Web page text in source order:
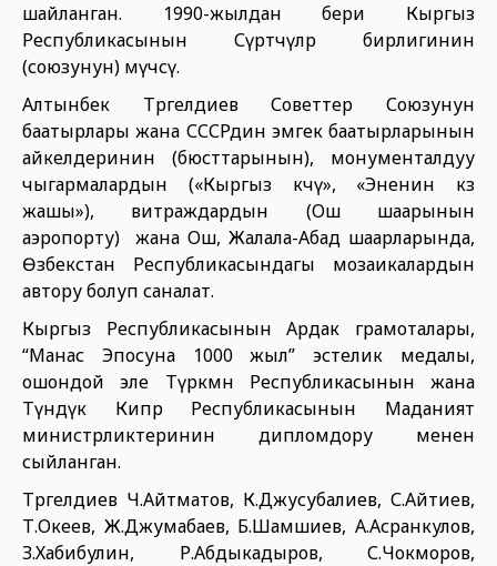
шайланган. 1990-жылдан бери Кыргыз
Республикасынын Сүрөтчүлөр бирлигинин
(союзунун) мүчөсү.
Алтынбек Төрөгелдиев Советтер Союзунун
баатырлары жана СССРдин эмгек баатырларынын
айкелдеринин (бюсттарынын), монументалдуу
чыгармалардын («Кыргыз көчү», «Эненин көз
жашы»), витраждардын (Ош шаарынын
аэропорту) жана Ош, Жалала-Абад шаарларында,
Өзбекстан Республикасындагы мозаикалардын
автору болуп саналат.
Кыргыз Республикасынын Ардак грамоталары,
“Манас Эпосуна 1000 жыл” эстелик медалы,
ошондой эле Түркмөн Республикасынын жана
Түндүк Кипр Республикасынын Маданият
министрликтеринин дипломдору менен
сыйланган.
Төрөгелдиев Ч.Айтматов, К.Джусубалиев, С.Айтиев,
Т.Океев, Ж.Джумабаев, Б.Шамшиев, А.Асранкулов,
З.Хабибулин, Р.Абдыкадыров, С.Чокморов,